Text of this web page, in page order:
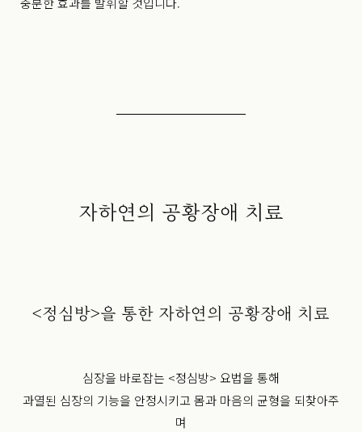
자하연의 공황장애 치료
<정심방>을 통한 자하연의 공황장애 치료
심장을 바로잡는 <정심방> 요법을 통해
과열된 심장의 기능을 안정시키고 몸과 마음의 균형을 되찾아주
며